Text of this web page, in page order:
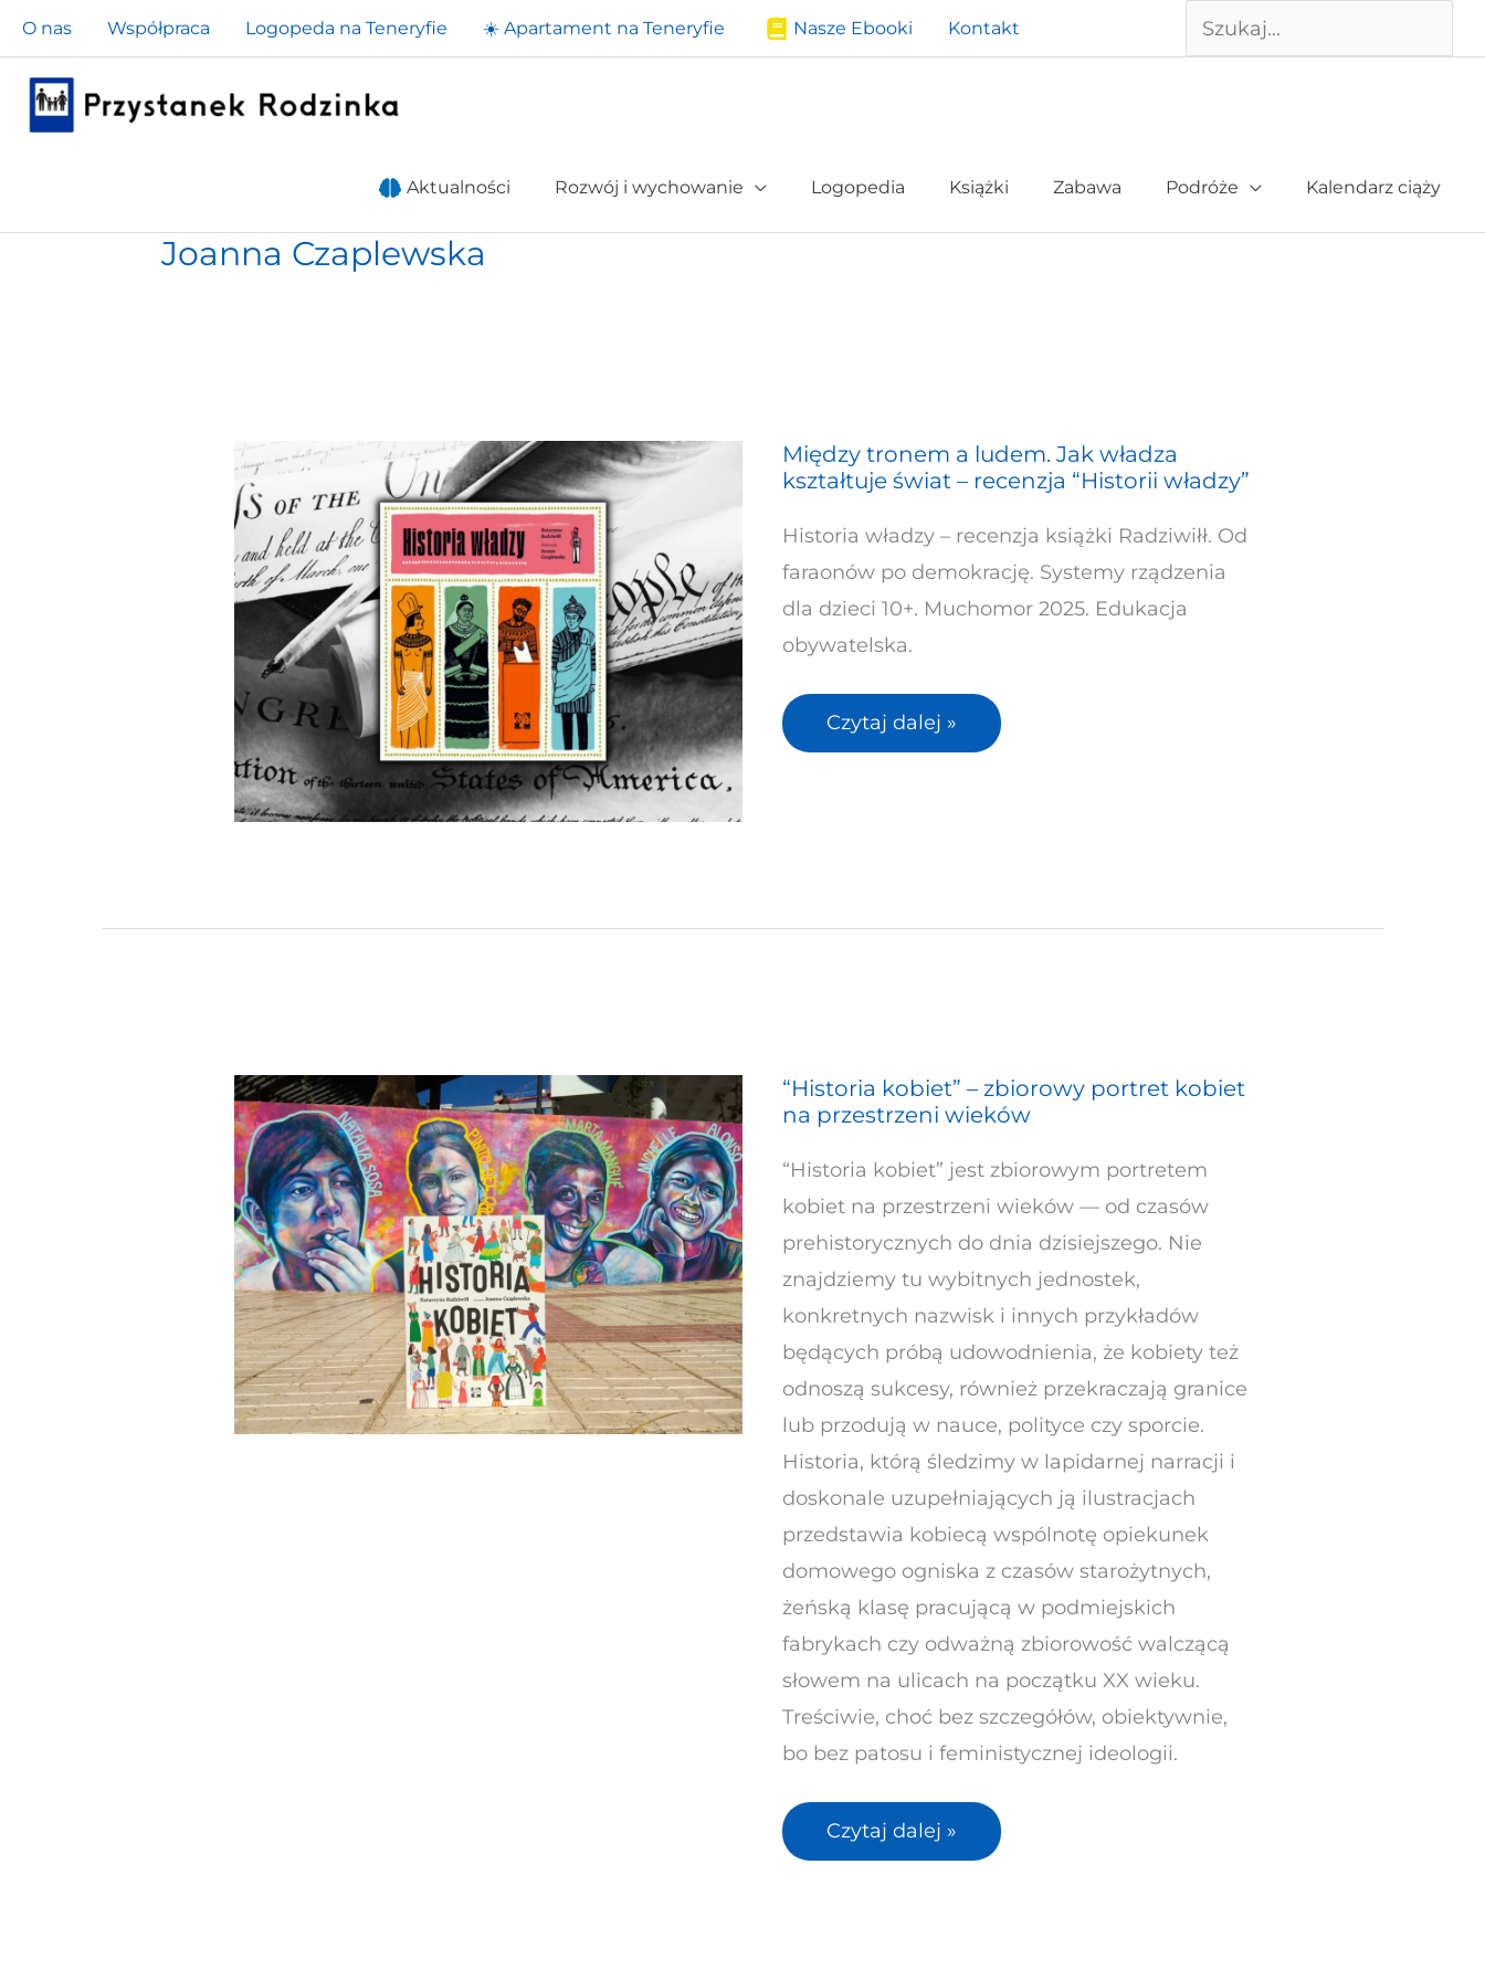
Przejdź
do
treści
O nas Współpraca Logopeda na Teneryfie ☀️ Apartament na Teneryfie Nasze Ebooki Kontakt Szukaj
Aktualności Rozwój i wychowanie Logopedia Książki Zabawa Podróże Kalendarz ciąży
Joanna Czaplewska
Między tronem a ludem. Jak władza
kształtuje świat – recenzja “Historii władzy”
Historia władzy – recenzja książki Radziwiłł. Od
faraonów po demokrację. Systemy rządzenia
dla dzieci 10+. Muchomor 2025. Edukacja
obywatelska.
Między
tronem
a
ludem.
Jak
władza
świat
–
Czytaj dalej »
“Historia kobiet” – zbiorowy portret kobiet
na przestrzeni wieków
“Historia kobiet” jest zbiorowym portretem
kobiet na przestrzeni wieków — od czasów
prehistorycznych do dnia dzisiejszego. Nie
znajdziemy tu wybitnych jednostek,
konkretnych nazwisk i innych przykładów
będących próbą udowodnienia, że kobiety też
odnoszą sukcesy, również przekraczają granice
lub przodują w nauce, polityce czy sporcie.
Historia, którą śledzimy w lapidarnej narracji i
doskonale uzupełniających ją ilustracjach
przedstawia kobiecą wspólnotę opiekunek
domowego ogniska z czasów starożytnych,
żeńską klasę pracującą w podmiejskich
fabrykach czy odważną zbiorowość walczącą
słowem na ulicach na początku XX wieku.
Treściwie, choć bez szczegółów, obiektywnie,
bo bez patosu i feministycznej ideologii.
“Historia
kobiet”
–
zbiorowy
portret
kobiet
na
przestrzeni
wieków
Czytaj dalej »